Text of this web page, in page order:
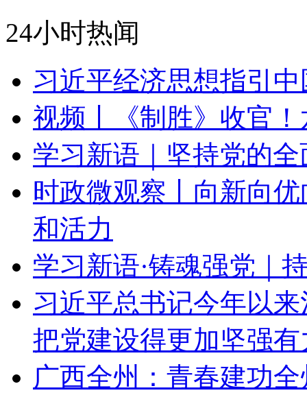
24小时热闻
习近平经济思想指引
视频丨《制胜》收官
学习新语｜坚持党的
时政微观察丨向新向
和活力
学习新语·铸魂强党｜
习近平总书记今年以
把党建设得更加坚强有
广西全州：青春建功